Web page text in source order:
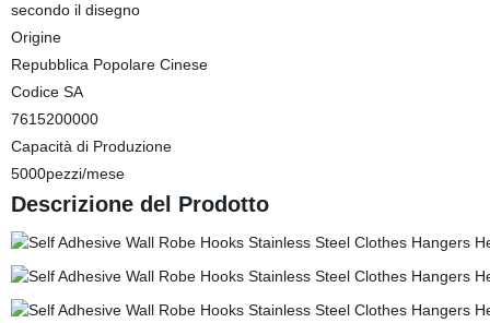
secondo il disegno
Origine
Repubblica Popolare Cinese
Codice SA
7615200000
Capacità di Produzione
5000pezzi/mese
Descrizione del Prodotto